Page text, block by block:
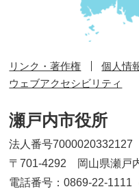
リンク・著作権
個人情
ウェブアクセシビリティ
瀬戸内市役所
法人番号7000020332127
〒701-4292 岡山県瀬戸
電話番号：0869-22-1111